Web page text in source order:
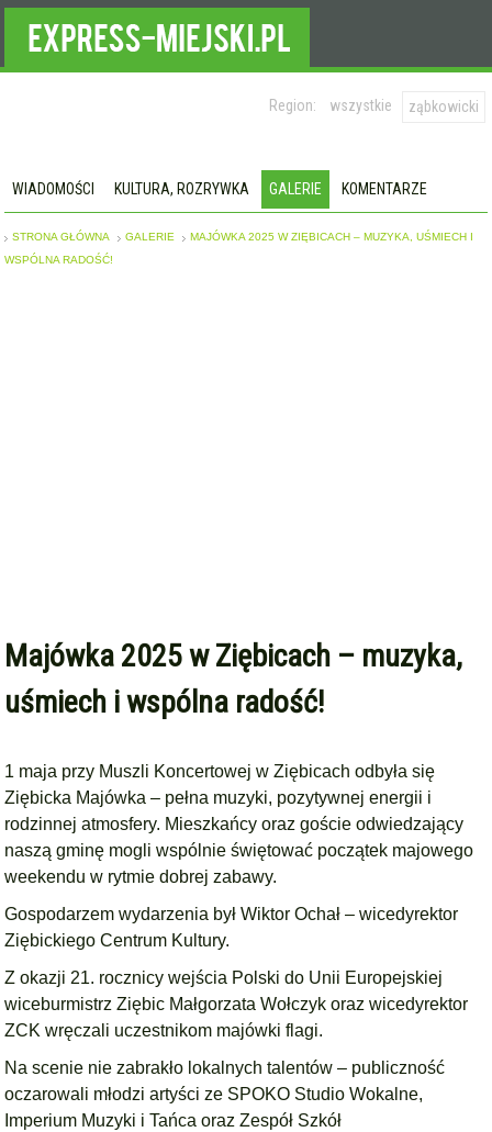
Region: wszystkie ząbkowicki
WIADOMOŚCI KULTURA, ROZRYWKA GALERIE KOMENTARZE
STRONA GŁÓWNA GALERIE
MAJÓWKA 2025 W ZIĘBICACH – MUZYKA, UŚMIECH I
WSPÓLNA RADOŚĆ!
Majówka 2025 w Ziębicach – muzyka,
uśmiech i wspólna radość!
1 maja przy Muszli Koncertowej w Ziębicach odbyła się
Ziębicka Majówka – pełna muzyki, pozytywnej energii i
rodzinnej atmosfery. Mieszkańcy oraz goście odwiedzający
naszą gminę mogli wspólnie świętować początek majowego
weekendu w rytmie dobrej zabawy.
Gospodarzem wydarzenia był Wiktor Ochał – wicedyrektor
Ziębickiego Centrum Kultury.
Z okazji 21. rocznicy wejścia Polski do Unii Europejskiej
wiceburmistrz Ziębic Małgorzata Wołczyk oraz wicedyrektor
ZCK wręczali uczestnikom majówki flagi.
Na scenie nie zabrakło lokalnych talentów – publiczność
oczarowali młodzi artyści ze SPOKO Studio Wokalne,
Imperium Muzyki i Tańca oraz Zespół Szkół